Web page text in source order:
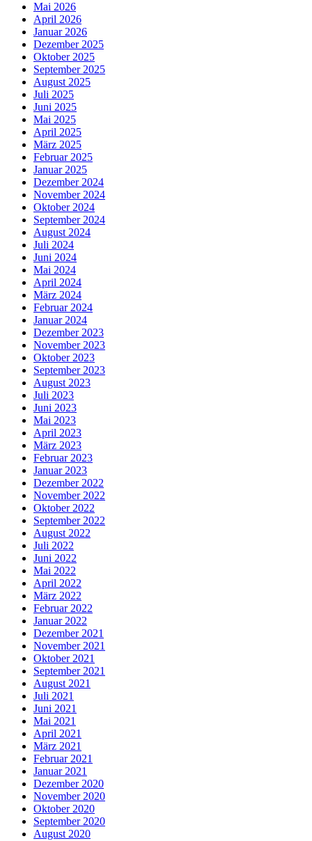
Mai 2026
April 2026
Januar 2026
Dezember 2025
Oktober 2025
September 2025
August 2025
Juli 2025
Juni 2025
Mai 2025
April 2025
März 2025
Februar 2025
Januar 2025
Dezember 2024
November 2024
Oktober 2024
September 2024
August 2024
Juli 2024
Juni 2024
Mai 2024
April 2024
März 2024
Februar 2024
Januar 2024
Dezember 2023
November 2023
Oktober 2023
September 2023
August 2023
Juli 2023
Juni 2023
Mai 2023
April 2023
März 2023
Februar 2023
Januar 2023
Dezember 2022
November 2022
Oktober 2022
September 2022
August 2022
Juli 2022
Juni 2022
Mai 2022
April 2022
März 2022
Februar 2022
Januar 2022
Dezember 2021
November 2021
Oktober 2021
September 2021
August 2021
Juli 2021
Juni 2021
Mai 2021
April 2021
März 2021
Februar 2021
Januar 2021
Dezember 2020
November 2020
Oktober 2020
September 2020
August 2020